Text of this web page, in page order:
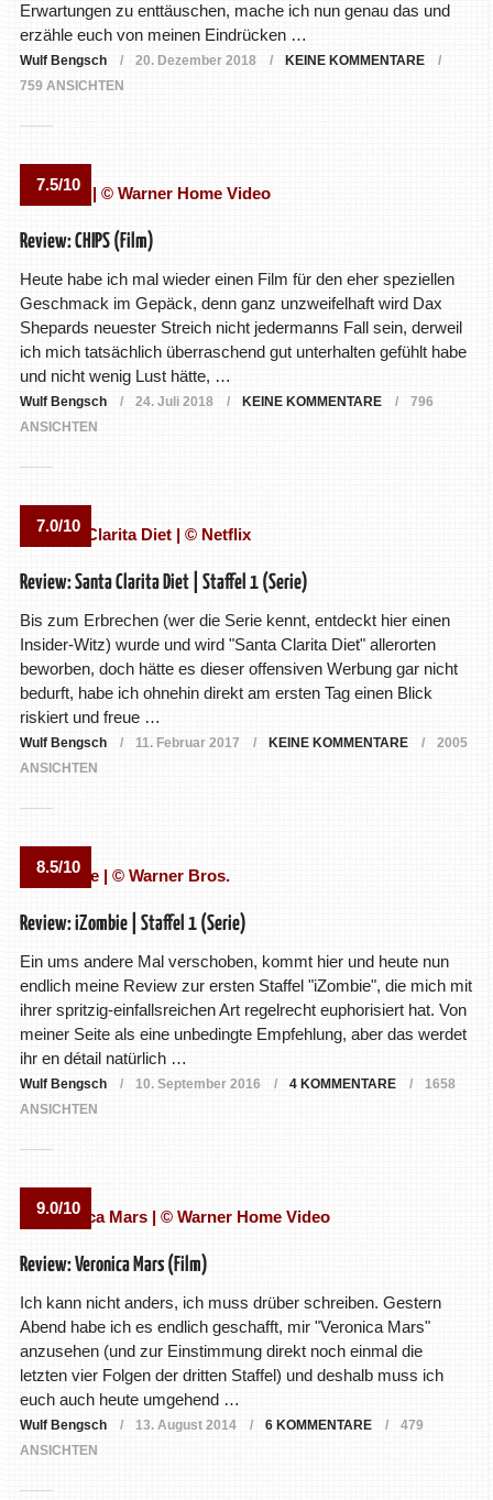
Erwartungen zu enttäuschen, mache ich nun genau das und
erzähle euch von meinen Eindrücken …
Wulf Bengsch 20. Dezember 2018
KEINE KOMMENTARE
759 ANSICHTEN
7.5/10
Review: CHIPS (Film)
Heute habe ich mal wieder einen Film für den eher speziellen
Geschmack im Gepäck, denn ganz unzweifelhaft wird Dax
Shepards neuester Streich nicht jedermanns Fall sein, derweil
ich mich tatsächlich überraschend gut unterhalten gefühlt habe
und nicht wenig Lust hätte, …
Wulf Bengsch 24. Juli 2018 KEINE KOMMENTARE
796
ANSICHTEN
7.0/10
Review: Santa Clarita Diet | Staffel 1 (Serie)
Bis zum Erbrechen (wer die Serie kennt, entdeckt hier einen
Insider-Witz) wurde und wird "Santa Clarita Diet" allerorten
beworben, doch hätte es dieser offensiven Werbung gar nicht
bedurft, habe ich ohnehin direkt am ersten Tag einen Blick
riskiert und freue …
Wulf Bengsch 11. Februar 2017 KEINE KOMMENTARE
2005
ANSICHTEN
8.5/10
Review: iZombie | Staffel 1 (Serie)
Ein ums andere Mal verschoben, kommt hier und heute nun
endlich meine Review zur ersten Staffel "iZombie", die mich mit
ihrer spritzig-einfallsreichen Art regelrecht euphorisiert hat. Von
meiner Seite als eine unbedingte Empfehlung, aber das werdet
ihr en détail natürlich …
Wulf Bengsch 10. September 2016 4 KOMMENTARE
1658
ANSICHTEN
9.0/10
Review: Veronica Mars (Film)
Ich kann nicht anders, ich muss drüber schreiben. Gestern
Abend habe ich es endlich geschafft, mir "Veronica Mars"
anzusehen (und zur Einstimmung direkt noch einmal die
letzten vier Folgen der dritten Staffel) und deshalb muss ich
euch auch heute umgehend …
Wulf Bengsch 13. August 2014 6 KOMMENTARE
479
ANSICHTEN